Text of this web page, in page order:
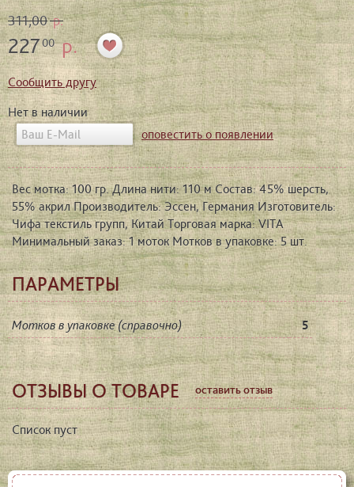
311,00р.
22700р.
Сообщить другу
Нет в наличии
оповестить о появлении
Вес мотка: 100 гр. Длина нити: 110 м Состав: 45% шерсть,
55% акрил Производитель: Эссен, Германия Изготовитель:
Чифа текстиль групп, Китай Торговая марка: VITA
Минимальный заказ: 1 моток Мотков в упаковке: 5 шт.
ПАРАМЕТРЫ
Мотков в упаковке (справочно) 5
ОТЗЫВЫ О ТОВАРЕ оставить отзыв
Список пуст